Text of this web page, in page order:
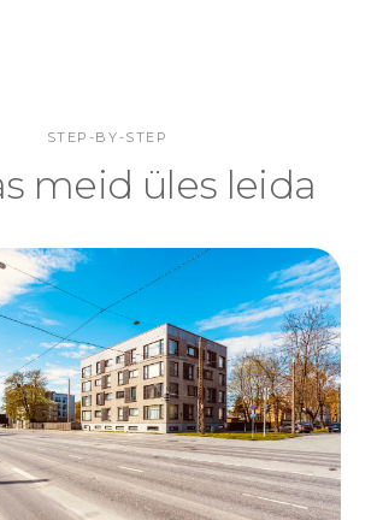
STEP-BY-STEP
meid üles leida